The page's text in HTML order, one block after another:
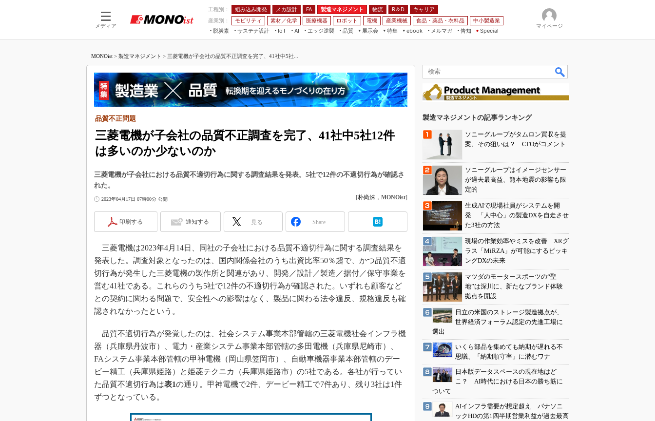
メディア
工程別： 組み込み開発 メカ設計 FA 製造マネジメント 物流 R＆D
キャリア
産業別：
モビリティ 素材／化学 医療機器 ロボット 電機 産業機械 食品・薬品・衣料品
中小製造業
脱炭素
サステナ設計
IoT
つながる工場
つながるサービス
AI
AI×設備保全
Physical AI
エッジ逆襲 品質
展示会
JIMTOF
組込み/エッジ コンピューティング
展＆IoT/5Gソリューション展
IIFES
国際ロボット展
TECHNO-FRONTIER
AUTOMOTIVE WORLD
産業オープンネット展
特集
つながるクルマ
5G
VR／AR
フィールドサービス
組み込み画像技術
車載ソフト開発
3Dプリンタ
S＆OP
インダストリー4.0
イノベーション
製造業ビッグデータ
知財マネジメント
海外生産
グローバル設計・開発
制御セキュリティ
ebook
製造マネジメント
FA
モビリティ
メルマガ
告知 Special
マイページ
MONOist > 製造マネジメント > 三菱電機が子会社の品質不正調査を完了、41社中5社...
三菱電機が子会社の品質不正調査を完了、41社中5社12件
は多いのか少ないのか
品質不正問題
三菱電機が子会社における品質不適切行為に関する調査結果を発表。5社で12件の不適切行為が確認さ
れた。
2023年04月17日 07時00分 公開 [朴尚洙 ， MONOist]
印刷する 通知する 見る Share
三菱電機は2023年4月14日、同社の子会社における品質不適切行為に関する調査結果を
発表した。調査対象となったのは、国内関係会社のうち出資比率50％超で、かつ品質不適
切行為が発生した三菱電機の製作所と関連があり、開発／設計／製造／据付／保守事業を
営む41社である。これらのうち5社で12件の不適切行為が確認された。いずれも顧客など
との契約に関わる問題で、安全性への影響はなく、製品に関わる法令違反、規格違反も確
認されなかったという。
品質不適切行為が発覚したのは、社会システム事業本部管轄の三菱電機社会インフラ機
器（兵庫県丹波市）、電力・産業システム事業本部管轄の多田電機（兵庫県尼崎市）、
FAシステム事業本部管轄の甲神電機（岡山県笠岡市）、自動車機器事業本部管轄のデー
ビー精工（兵庫県姫路）と姫菱テクニカ（兵庫県姫路市）の5社である。各社が行ってい
た品質不適切行為は表1の通り。甲神電機で2件、デービー精工で7件あり、残り3社は1件
ずつとなっている。
製造マネジメントの記事ランキング
ソニーグループがタムロン買収を提
案、その狙いは？ CFOがコメント
ソニーグループはイメージセンサー
が過去最高益、熊本地震の影響も限
定的
生成AIで現場社員がシステムを開
発 「人中心」の製造DXを自走させ
た3社の方法
現場の作業効率やミスを改善 XRグ
ラス「MiRZA」が可能にするピッキ
ングDXの未来
マツダのモータースポーツの“聖
地”は深川に、新たなブランド体験
拠点を開設
日立の米国のストレージ製造拠点が、
世界経済フォーラム認定の先進工場に
選出
いくら部品を集めても納期が遅れる不
思議、「納期順守率」に潜むワナ
日本版データスペースの現在地はど
こ？ AI時代における日本の勝ち筋に
ついて
AIインフラ需要が想定超え パナソニ
ックHDの第1四半期営業利益が過去最高